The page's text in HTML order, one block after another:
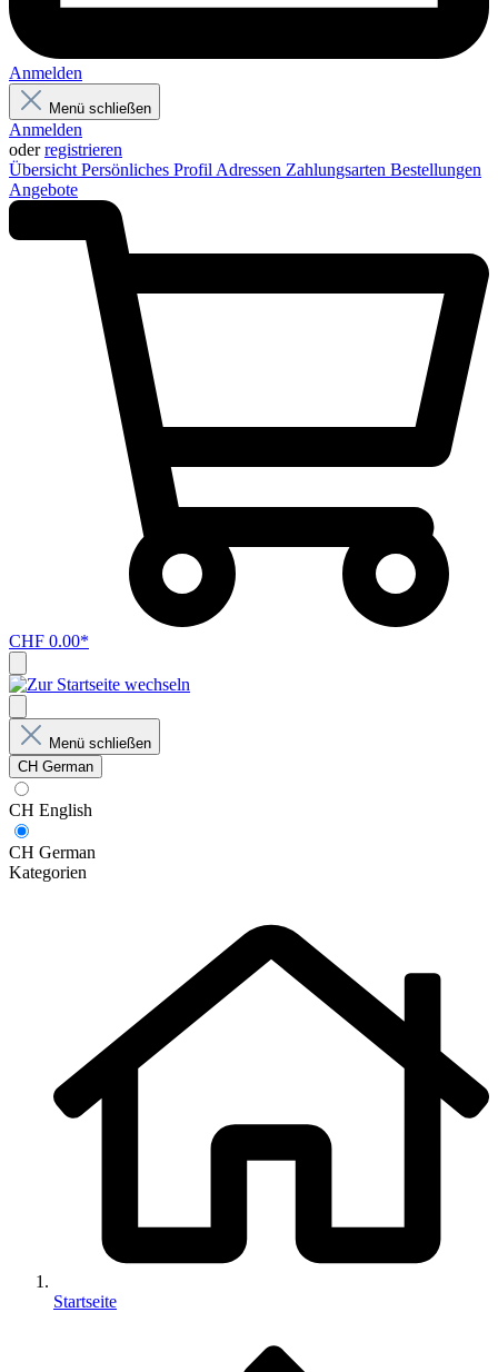
Anmelden
Menü schließen
Anmelden
oderregistrieren
Übersicht Persönliches Profil Adressen Zahlungsarten Bestellungen
Angebote
CHF 0.00*
Menü schließen
CH German
CH English
CH German
Kategorien
Startseite